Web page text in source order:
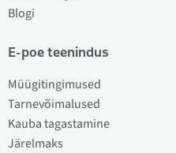
Blogi
E-poe teenindus
Müügitingimused
Tarnevõimalused
Kauba tagastamine
Järelmaks